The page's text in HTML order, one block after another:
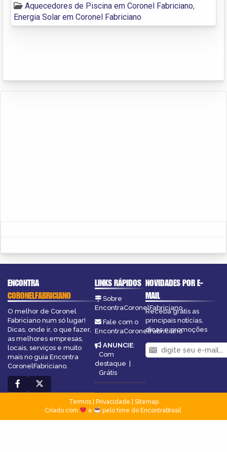
Aquecedores de Piscina em Coronel Fabriciano,
Energia Solar em Coronel Fabriciano
ENCONTRA
CORONELFABRICIANO
O melhor de Coronel
Fabriciano num só lugar!
Dicas, onde ir, o que fazer,
as melhores empresas,
locais, serviços e muito
mais no guia Encontra
CoronelFabriciano.
LINKS RÁPIDOS
Sobre
EncontraCoronelFabriciano
Fale com o
EncontraCoronelFabriciano
ANUNCIE:
Com
destaque |
Grátis
NOVIDADES POR E-
MAIL
Receba grátis as
principais notícias,
dicas e promoções
Termos| Privacidade
Sitemap
Criado com
e pelo time do EncontraBrasil